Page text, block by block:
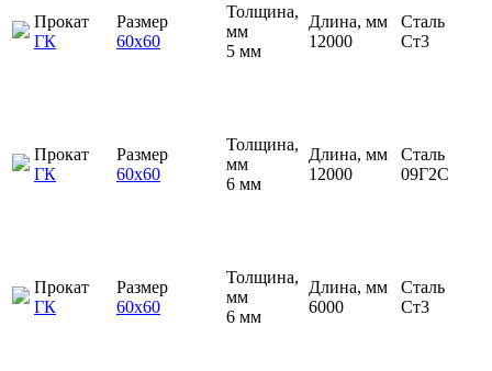
Прокат
ГК
Размер
60х60
Толщина,
мм
5 мм
Длина, мм
12000
Сталь
Ст3
Прокат
ГК
Размер
60х60
Толщина,
мм
6 мм
Длина, мм
12000
Сталь
09Г2С
Прокат
ГК
Размер
60х60
Толщина,
мм
6 мм
Длина, мм
6000
Сталь
Ст3